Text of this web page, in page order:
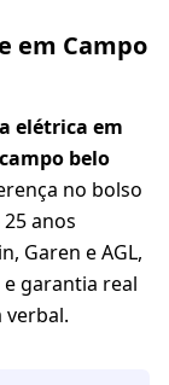
em Campo
elétrica em
belo
no bolso
anos
Garen e AGL,
garantia real